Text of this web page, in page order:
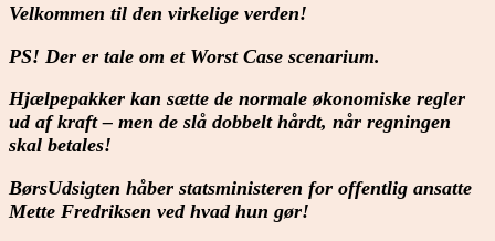
Velkommen til den virkelige verden!
PS! Der er tale om et Worst Case scenarium.
Hjælpepakker kan sætte de normale økonomiske regler
ud af kraft – men de slå dobbelt hårdt, når regningen
skal betales!
BørsUdsigten håber statsministeren for offentlig ansatte
Mette Fredriksen ved hvad hun gør!